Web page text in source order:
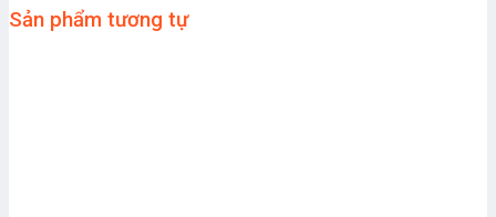
Sản phẩm tương tự